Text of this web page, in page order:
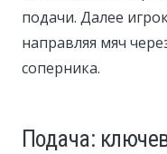
подачи. Далее
направляя мяч
соперника.
Подача: